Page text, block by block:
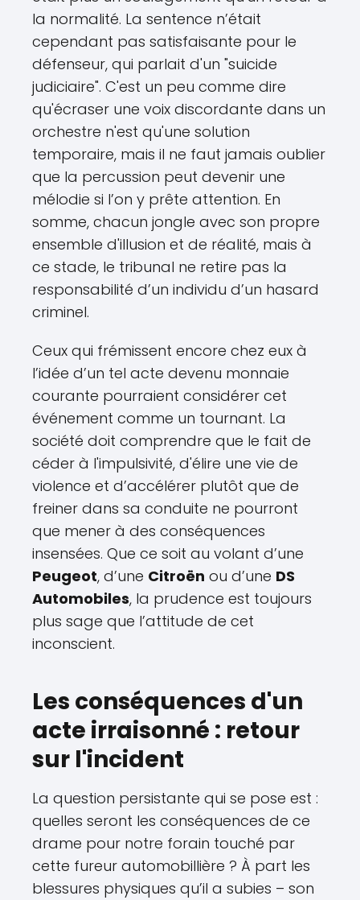
la normalité. La sentence n’était
cependant pas satisfaisante pour le
défenseur, qui parlait d'un "suicide
judiciaire". C'est un peu comme dire
qu'écraser une voix discordante dans un
orchestre n'est qu'une solution
temporaire, mais il ne faut jamais oublier
que la percussion peut devenir une
mélodie si l’on y prête attention. En
somme, chacun jongle avec son propre
ensemble d'illusion et de réalité, mais à
ce stade, le tribunal ne retire pas la
responsabilité d’un individu d’un hasard
criminel.
Ceux qui frémissent encore chez eux à
l’idée d’un tel acte devenu monnaie
courante pourraient considérer cet
événement comme un tournant. La
société doit comprendre que le fait de
céder à l'impulsivité, d'élire une vie de
violence et d’accélérer plutôt que de
freiner dans sa conduite ne pourront
que mener à des conséquences
insensées. Que ce soit au volant d’une
Peugeot, d’une Citroën ou d’une DS
Automobiles, la prudence est toujours
plus sage que l’attitude de cet
inconscient.
Les conséquences d'un
acte irraisonné : retour
sur l'incident
La question persistante qui se pose est :
quelles seront les conséquences de ce
drame pour notre forain touché par
cette fureur automobillière ? À part les
blessures physiques qu’il a subies – son